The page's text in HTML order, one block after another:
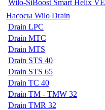
Wilo-SiBoost Smart Helix VE
Насосы Wilo Drain
Drain LPC
Drain MTC
Drain MTS
Drain STS 40
Drain STS 65
Drain TC 40
Drain TM - TMW 32
Drain TMR 32